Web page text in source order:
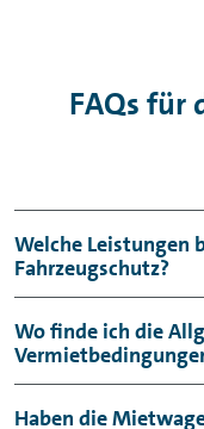
FAQs für
Welche Leistungen
Fahrzeugschutz?
Der Pkw
Haftpflicht- sowie
Selbstbeteiligung
Wo finde ich die
DieAllgemeinen
Haben die